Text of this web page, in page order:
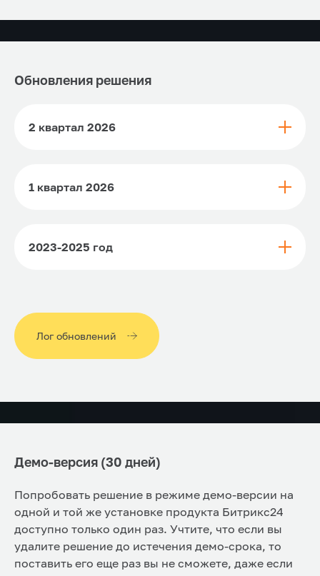
Обновления решения
2 квартал 2026
1 квартал 2026
2023-2025 год
Лог обновлений
Демо-версия (30 дней)
Попробовать решение в режиме демо-версии на
одной и той же установке продукта Битрикс24
доступно только один раз. Учтите, что если вы
удалите решение до истечения демо-срока, то
поставить его еще раз вы не сможете, даже если